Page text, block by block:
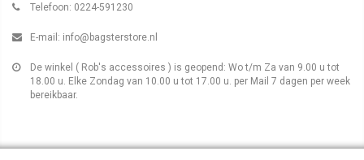
Telefoon: 0224-591230
E-mail: info@bagsterstore.nl
De winkel ( Rob's accessoires ) is geopend: Wo t/m Za van 9.00 u tot
18.00 u. Elke Zondag van 10.00 u tot 17.00 u. per Mail 7 dagen per week
bereikbaar.